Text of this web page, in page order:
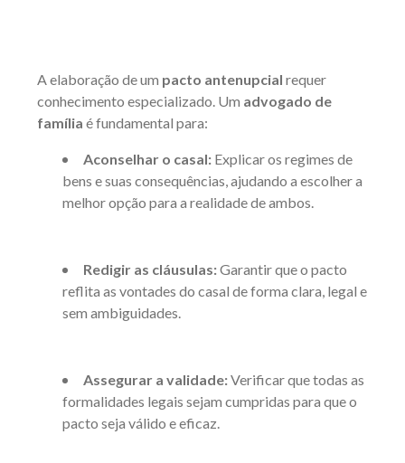
A elaboração de um pacto antenupcial requer
conhecimento especializado. Um advogado de
família é fundamental para:
Aconselhar o casal: Explicar os regimes de
bens e suas consequências, ajudando a escolher a
melhor opção para a realidade de ambos.
Redigir as cláusulas:Garantir que o pacto
reflita as vontades do casal de forma clara, legal e
sem ambiguidades.
Assegurar a validade:Verificar que todas as
formalidades legais sejam cumpridas para que o
pacto seja válido e eficaz.